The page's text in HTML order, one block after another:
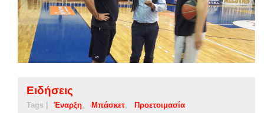
Ειδήσεις
Tags | Έναρξη Μπάσκετ Προετοιμασία